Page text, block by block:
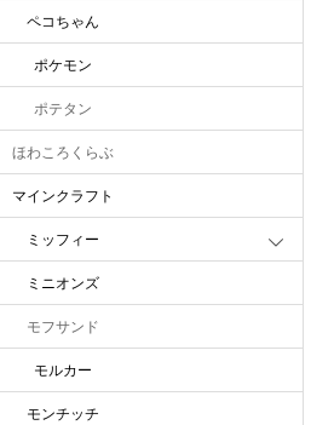
ペコちゃん
ポケモン
ポテタン
ほわころくらぶ
マインクラフト
ミッフィー
ミニオンズ
モフサンド
モルカー
モンチッチ